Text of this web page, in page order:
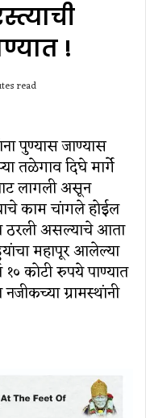
!
read
पुण्यास जाण्यास
तळेगाव दिघे मार्गे
लागली असून
काम चांगले होईल
ठरली असल्याचे आता
महापूर आलेल्या
कोटी रुपये पाण्यात
ग्रामस्थांनी